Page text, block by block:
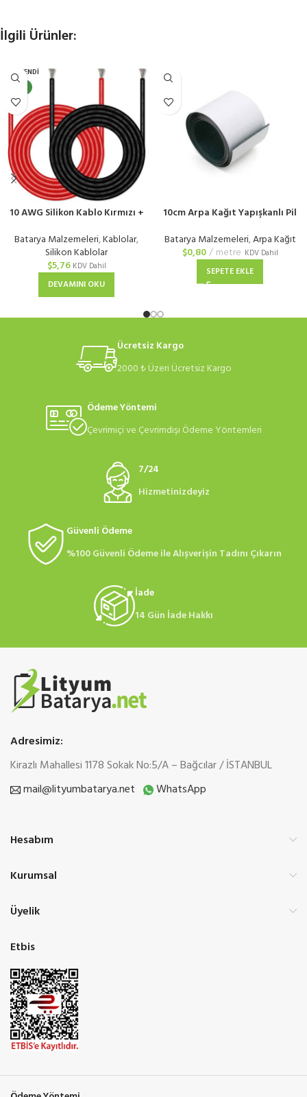
İlgili Ürünler:
TÜKENDI
10 AWG Silikon Kablo Kırmızı +
Batarya Malzemeleri,Kablolar,
Silikon Kablolar
$5,76 KDV Dahil
DEVAMINI OKU
10cm Arpa Kağıt Yapışkanlı Pil
Batarya Malzemeleri,Arpa Kağıt
$0,80 metre KDV Dahil
SEPETE EKLE
Ücretsiz Kargo
2000 ₺ Üzeri Ücretsiz Kargo
Ödeme Yöntemi
Çevrimiçi ve Çevrimdışı Ödeme Yöntemleri
7/24
Hizmetinizdeyiz
Güvenli Ödeme
%100 Güvenli Ödeme ile Alışverişin Tadını Çıkarın
İade
14 Gün İade Hakkı
Adresimiz:
Kirazlı Mahallesi 1178 Sokak No:5/A – Bağcılar / İSTANBUL
mail@lityumbatarya.net
WhatsApp
Hesabım
Kurumsal
Üyelik
Etbis